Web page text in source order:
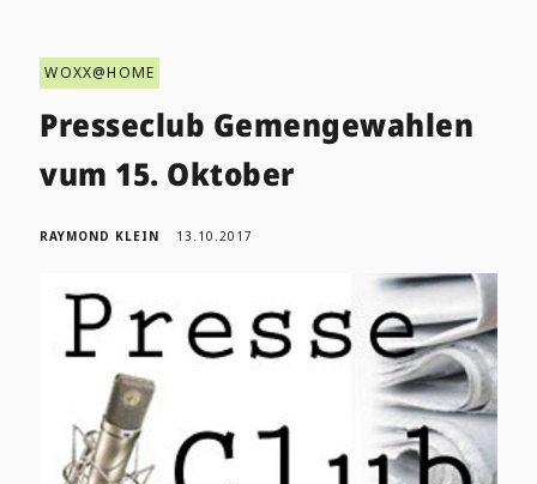
WOXX@HOME
Presseclub Gemengewahlen
vum 15. Oktober
RAYMOND KLEIN 13.10.2017